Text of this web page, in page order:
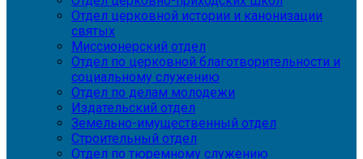
Отдел церковной истории и канонизации
святых
Миссионерский отдел
Отдел по церковной благотворительности и
социальному служению
Отдел по делам молодежи
Издательский отдел
Земельно-имущественный отдел
Строительный отдел
Отдел по тюремному служению